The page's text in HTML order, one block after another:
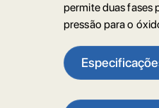
permite duas fases
pressão para o